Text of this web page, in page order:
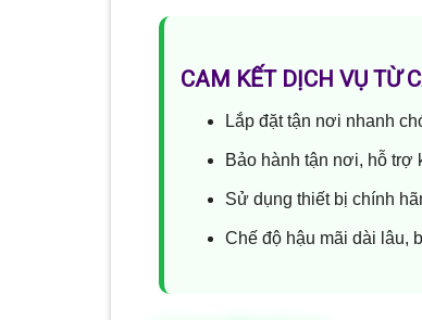
CAM KẾT DỊCH VỤ TỪ
Lắp đặt tận nơi nhanh
Bảo hành tận nơi, hỗ trợ
Sử dụng thiết bị chính
Chế độ hậu mãi dài lâu,